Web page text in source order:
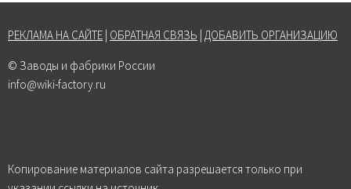
РЕКЛАМА НА САЙТЕ ОБРАТНАЯ СВЯЗЬ ДОБАВИТЬ ОРГАНИЗАЦИЮ
© Заводы и фабрики России
info@wiki-factory.ru
Копирование материалов сайта разрешается только при